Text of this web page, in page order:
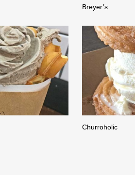
Breyer’s
Churroholic